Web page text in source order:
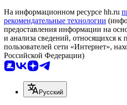
На информационном ресурсе hh.ru
рекомендательные технологии
предоставления информации на
и анализа сведений, относящихся к
пользователей сети «Интернет»,
Российской Федерации)
Русский